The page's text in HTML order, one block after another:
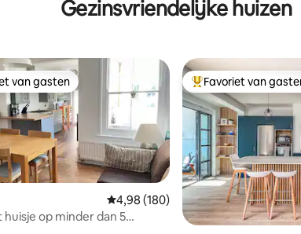
Gezinsvriendelijke huizen
van gasten
van gasten
Gemiddelde beoordeling van 4,98
4,98 (180)
op minder dan 5
Topfavoriet van
Favoriet van